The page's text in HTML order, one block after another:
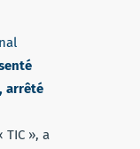
arrêté
», a